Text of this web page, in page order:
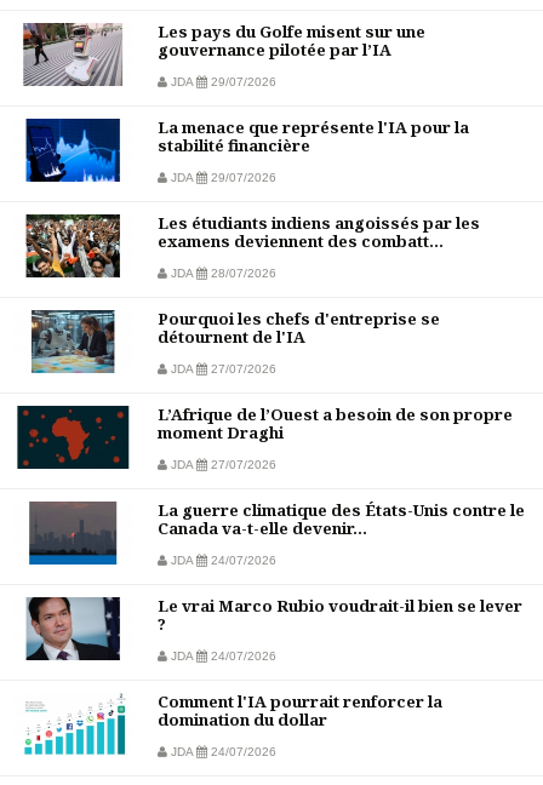
Les pays du Golfe misent sur une
gouvernance pilotée par l’IA
JDA 29/07/2026
La menace que représente l'IA pour la
stabilité financière
JDA 29/07/2026
Les étudiants indiens angoissés par les
examens deviennent des combatt...
JDA 28/07/2026
Pourquoi les chefs d'entreprise se
détournent de l'IA
JDA 27/07/2026
L’Afrique de l’Ouest a besoin de son propre
moment Draghi
JDA 27/07/2026
La guerre climatique des États-Unis contre le
Canada va-t-elle devenir...
JDA 24/07/2026
Le vrai Marco Rubio voudrait-il bien se lever
?
JDA 24/07/2026
Comment l'IA pourrait renforcer la
domination du dollar
JDA 24/07/2026